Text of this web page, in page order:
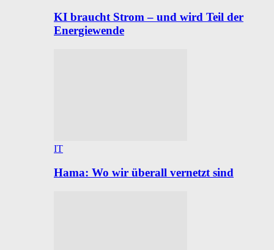
KI braucht Strom – und wird Teil der
Energiewende
IT
Hama: Wo wir überall vernetzt sind